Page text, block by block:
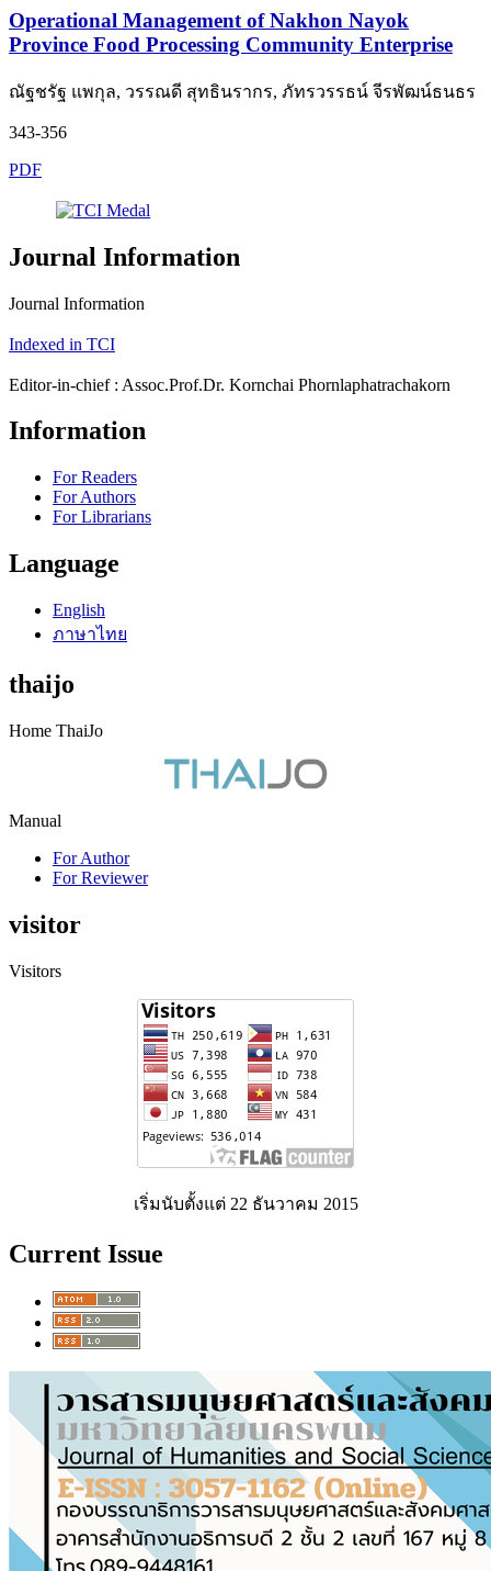
Operational Management of Nakhon Nayok
Province Food Processing Community Enterprise
ณัฐชรัฐ แพกุล, วรรณดี สุทธินรากร, ภัทรวรรธน์ จีรพัฒน์ธนธร
343-356
PDF
Journal Information
Journal Information
Indexed in TCI
Editor-in-chief : Assoc.Prof.Dr. Kornchai Phornlaphatrachakorn
Information
For Readers
For Authors
For Librarians
Language
English
ภาษาไทย
thaijo
Home ThaiJo
Manual
For Author
For Reviewer
visitor
Visitors
เริ่มนับตั้งแต่ 22 ธันวาคม 2015
Current Issue